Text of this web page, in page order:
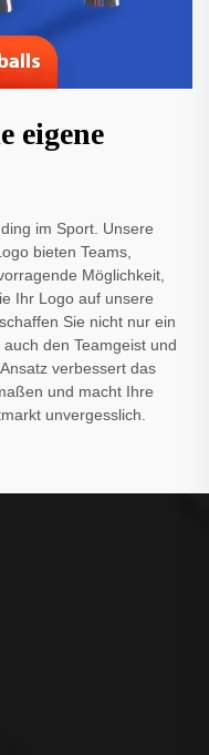
eigene
im Sport. Unsere
bieten Teams,
Möglichkeit,
Ihr Logo auf unsere
Sie nicht nur ein
den Teamgeist und
verbessert das
und macht Ihre
unvergesslich.